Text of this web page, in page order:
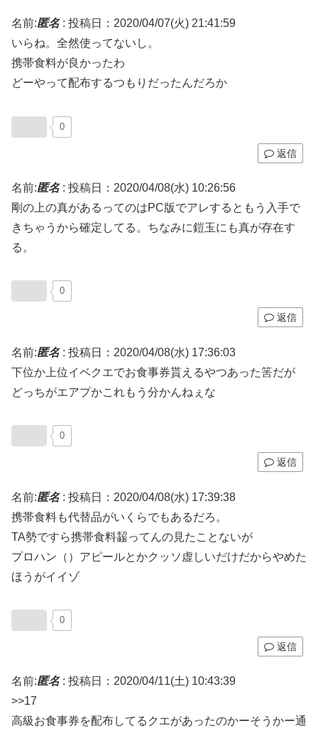
名前:匿名: 投稿日：2020/04/07(火) 21:41:59
いらね。全然使ってないし。
携帯食料が良かったわ
どーやって配布するつもりだったんだろか
0
返信
名前:匿名: 投稿日：2020/04/08(水) 10:26:56
剛の上の真があるってのはPC版でアレするともう入手で
きちゃうから確定してる。ちなみに鎧玉にも真が存在す
る。
0
返信
名前:匿名: 投稿日：2020/04/08(水) 17:36:03
下位か上位イベクエでお食事券貰えるやつあった筈だが
どっちがエアプかこれもう分かんねぇな
0
返信
名前:匿名: 投稿日：2020/04/08(水) 17:39:38
携帯食料も代替品がいくらでもあるだろ。
TA勢ですら携帯食料齧ってんの見たことないが
プロハン（）アピールとかクッソ虚しいだけだからやめた
ほうがイイゾ
0
返信
名前:匿名: 投稿日：2020/04/11(土) 10:43:39
>>17
高級お食事券を配布してるクエがあったのかーそうかー通